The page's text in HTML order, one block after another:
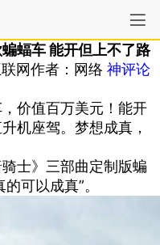
蝠车 能开但上不了路
网作者：网络 神评论
价值百万美元！能开
机座驾。梦想成真，
士》三部曲定制版蝙
可以成真”。